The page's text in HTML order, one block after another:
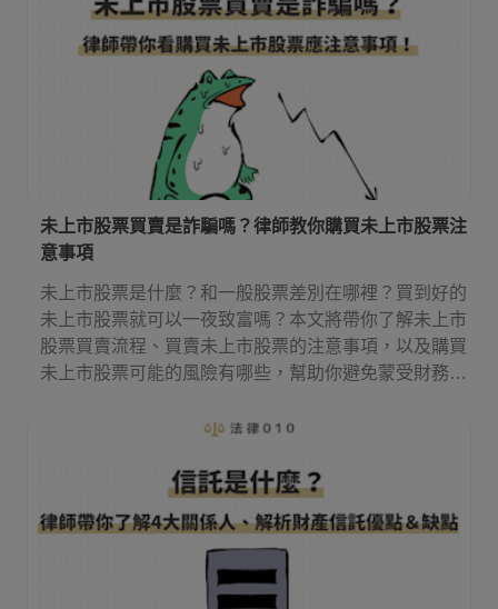
未上市股票買賣是詐騙嗎？律師教你購買未上市股票注
意事項
未上市股票是什麼？和一般股票差別在哪裡？買到好的
未上市股票就可以一夜致富嗎？本文將帶你了解未上市
股票買賣流程、買賣未上市股票的注意事項，以及購買
未上市股票可能的風險有哪些，幫助你避免蒙受財務損